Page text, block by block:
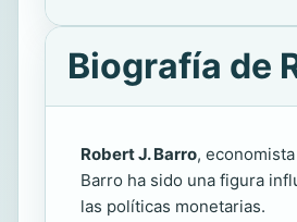
Biografía de
Robert J. Barro,
Barro ha sido una figura
las políticas monetarias.